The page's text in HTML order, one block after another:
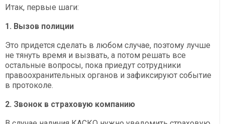
Итак, первые шаги:
1. Вызов полиции
Это придется сделать в любом случае, поэтому лучше
не тянуть время и вызвать, а потом решать все
остальные вопросы, пока приедут сотрудники
правоохранительных органов и зафиксируют событие
в протоколе.
2. Звонок в страховую компанию